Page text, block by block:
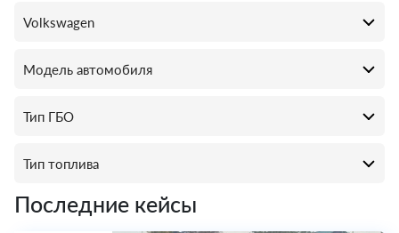
Последние кейсы